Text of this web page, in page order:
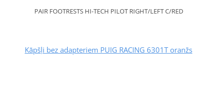
PAIR FOOTRESTS HI-TECH PILOT RIGHT/LEFT C/RED
Kāpšļi bez adapteriem PUIG RACING 6301T oranžs